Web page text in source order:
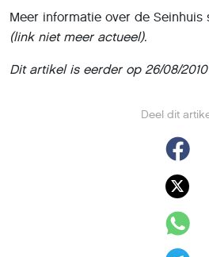
Deel dit
Meer informatie over de
(link niet meer actueel).
Dit artikel is eerder op 26/08/